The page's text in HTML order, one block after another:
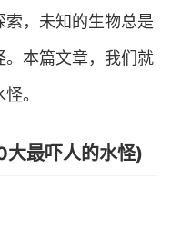
，未知的生物总是
。本篇文章，我们就
。
大最吓人的水怪)